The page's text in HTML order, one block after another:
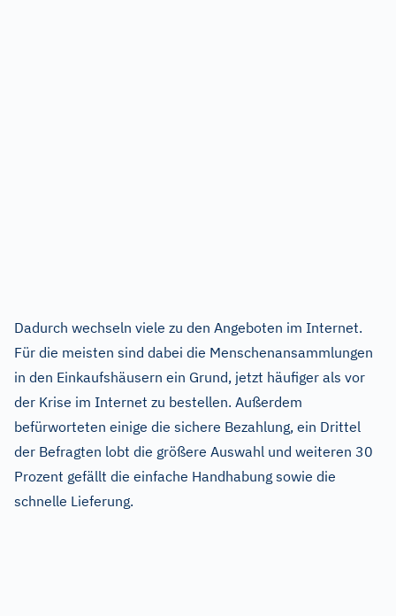
Dadurch wechseln viele zu den Angeboten im Internet.
Für die meisten sind dabei die Menschenansammlungen
in den Einkaufshäusern ein Grund, jetzt häufiger als vor
der Krise im Internet zu bestellen. Außerdem
befürworteten einige die sichere Bezahlung, ein Drittel
der Befragten lobt die größere Auswahl und weiteren 30
Prozent gefällt die einfache Handhabung sowie die
schnelle Lieferung.